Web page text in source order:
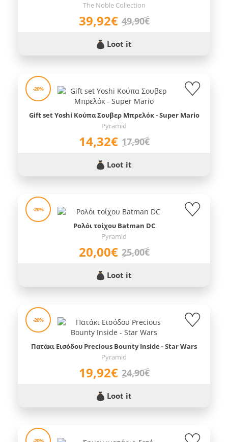
The Noble Collection
39,92€ 49,90€
Loot it
-20%
Gift set Yoshi Κούπα Σουβερ Μπρελόκ - Super Mario
Pyramid
14,32€ 17,90€
Loot it
-20%
Ρολόι τοίχου Batman DC
Pyramid
20,00€ 25,00€
Loot it
-20%
Πατάκι Εισόδου Precious Bounty Inside - Star Wars
Pyramid
19,92€ 24,90€
Loot it
-20%